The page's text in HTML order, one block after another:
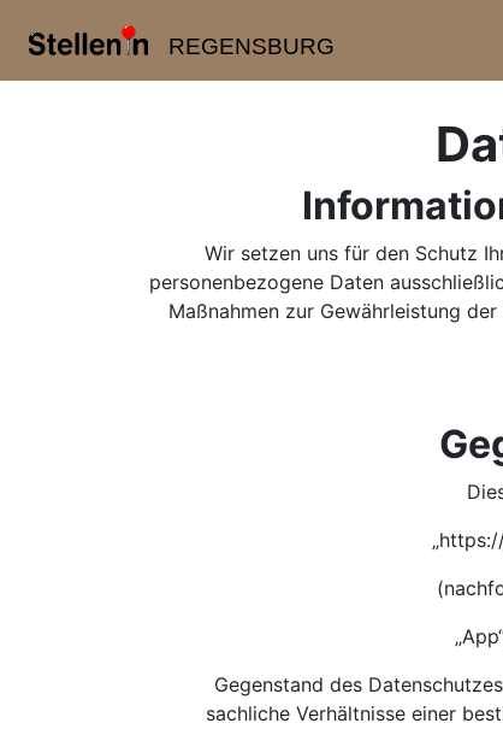
REGENSBURG
Wir setzen uns für den Schutz
personenbezogene Daten
Maßnahmen zur Gewährleistung
Gegenstand des
sachliche Verhältnisse einer